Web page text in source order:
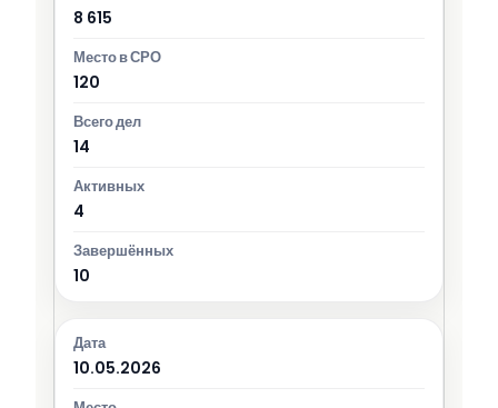
8 615
120
14
4
10
10.05.2026